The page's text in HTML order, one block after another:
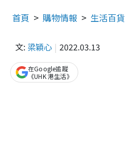
首頁 購物情報 生活百貨
文: 梁穎心 2022.03.13
在Google追蹤
《UHK 港生活》